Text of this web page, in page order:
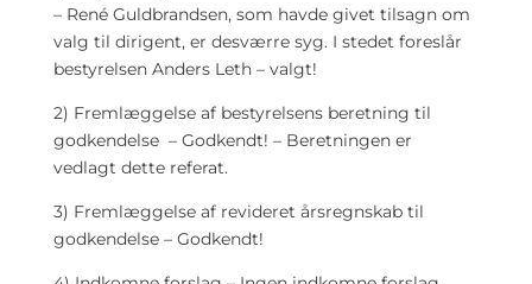
– René Guldbrandsen, som havde givet tilsagn om
valg til dirigent, er desværre syg. I stedet foreslår
bestyrelsen Anders Leth – valgt!
2) Fremlæggelse af bestyrelsens beretning til
godkendelse – Godkendt! – Beretningen er
vedlagt dette referat.
3) Fremlæggelse af revideret årsregnskab til
godkendelse – Godkendt!